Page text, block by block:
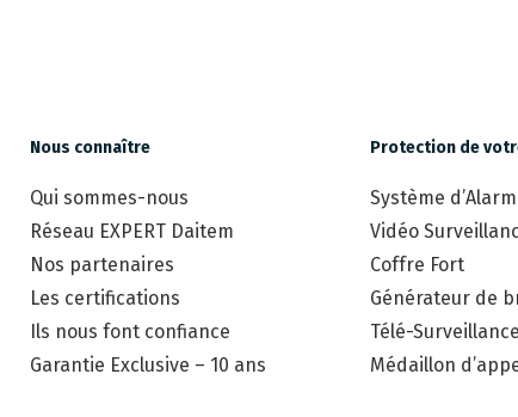
Nous connaître
Qui sommes-nous
Réseau EXPERT Daitem
Nos partenaires
Les certifications
Ils nous font confiance
Garantie Exclusive – 10 ans
Protection de
Système
Vidéo
Coffre Fort
Générateur de
Télé-Surveillance
Médaillon